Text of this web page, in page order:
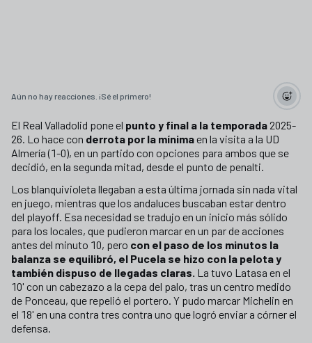
Aún no hay reacciones. ¡Sé el primero!
El Real Valladolid pone el punto y final a la temporada 2025-
26. Lo hace con derrota por la mínimaen la visita a la UD
Almería (1-0), en un partido con opciones para ambos que se
decidió, en la segunda mitad, desde el punto de penalti.
Los blanquivioleta llegaban a esta última jornada sin nada vital
en juego, mientras que los andaluces buscaban estar dentro
del playoff. Esa necesidad se tradujo en un inicio más sólido
para los locales, que pudieron marcar en un par de acciones
antes del minuto 10, pero con el paso de los minutos la
balanza se equilibró, el Pucela se hizo con la pelota y
también dispuso de llegadas claras. La tuvo Latasa en el
10' con un cabezazo a la cepa del palo, tras un centro medido
de Ponceau, que repelió el portero. Y pudo marcar Michelin en
el 18' en una contra tres contra uno que logró enviar a córner el
defensa.